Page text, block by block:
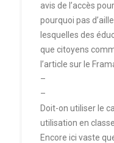
avis de l’accès
pourquoi pas
lesquelles des
que citoyens
l’article sur le
–
–
Doit-on utiliser le
utilisation en
Encore ici vaste